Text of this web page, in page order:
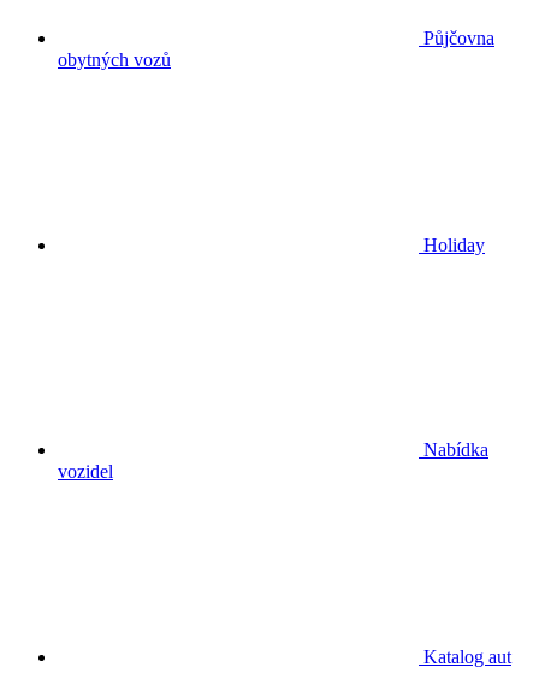
Půjčovna
obytných vozů
Holiday
Nabídka
vozidel
Katalog aut